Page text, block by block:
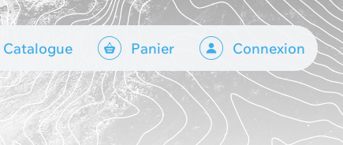
Catalogue Panier Connexion